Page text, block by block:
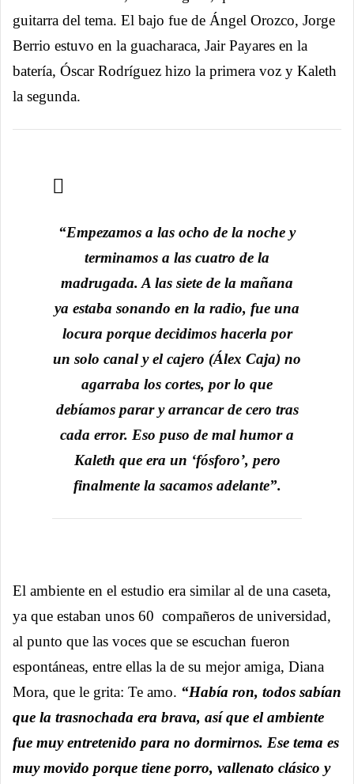
guitarra del tema. El bajo fue de Ángel Orozco, Jorge
Berrio estuvo en la guacharaca, Jair Payares en la
batería, Óscar Rodríguez hizo la primera voz y Kaleth
la segunda.
“Empezamos a las ocho de la noche y
terminamos a las cuatro de la
madrugada. A las siete de la mañana
ya estaba sonando en la radio, fue una
locura porque decidimos hacerla por
un solo canal y el cajero (Álex Caja) no
agarraba los cortes, por lo que
debíamos parar y arrancar de cero tras
cada error. Eso puso de mal humor a
Kaleth que era un ‘fósforo’, pero
finalmente la sacamos adelante”.
El ambiente en el estudio era similar al de una caseta,
ya que estaban unos 60 compañeros de universidad,
al punto que las voces que se escuchan fueron
espontáneas, entre ellas la de su mejor amiga, Diana
Mora, que le grita: Te amo. “Había ron, todos sabían
que la trasnochada era brava, así que el ambiente
fue muy entretenido para no dormirnos. Ese tema es
muy movido porque tiene porro, vallenato clásico y